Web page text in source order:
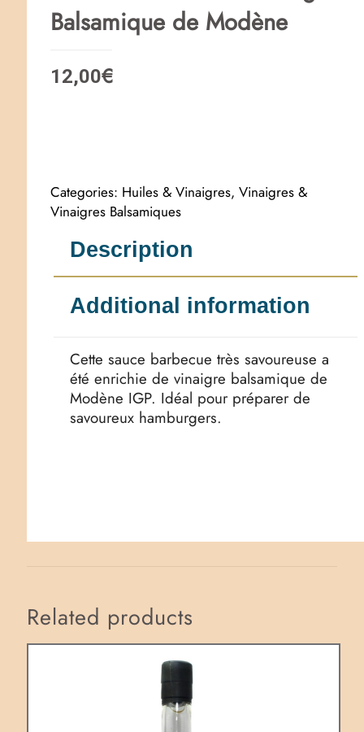
Balsamique de Modène
12,00€
Categories: Huiles & Vinaigres, Vinaigres &
Vinaigres Balsamiques
Description
Additional information
Cette sauce barbecue très savoureuse a
été enrichie de vinaigre balsamique de
Modène IGP. Idéal pour préparer de
savoureux hamburgers.
Related products